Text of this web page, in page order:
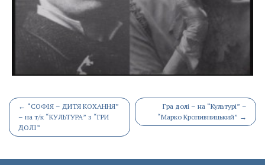
Post
navigation
← “СОФІЯ – ДИТЯ КОХАННЯ”
– на т/к “КУЛЬТУРА” з “ГРИ
ДОЛІ”
Гра долі – на “Культурі” –
“Марко Кропивницький” →